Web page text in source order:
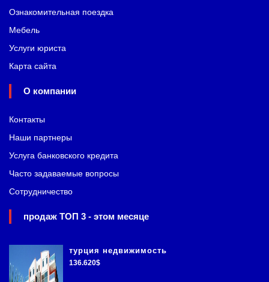
Ознакомительная поездка
Мебель
Услуги юриста
Карта сайта
О компании
Контакты
Наши партнеры
Услуга банковского кредита
Часто задаваемые вопросы
Сотрудничество
продаж ТОП 3 - этом месяце
турция недвижимость
136.620$